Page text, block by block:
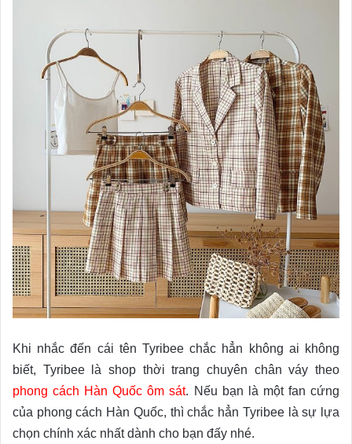
Khi nhắc đến cái tên Tyribee chắc hẳn không ai không
biết, Tyribee là shop thời trang chuyên chân váy theo
phong cách Hàn Quốc ôm sát. Nếu bạn là một fan cứng
của phong cách Hàn Quốc, thì chắc hẳn Tyribee là sự lựa
chọn chính xác nhất dành cho bạn đấy nhé.